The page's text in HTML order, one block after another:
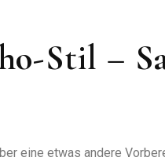
Stil –
eine etwas andere